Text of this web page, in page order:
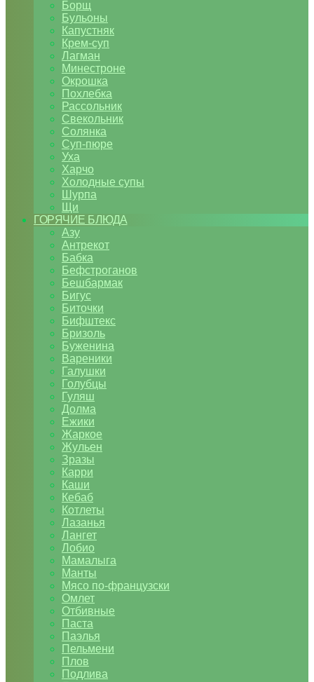
Борщ
Бульоны
Капустняк
Крем-суп
Лагман
Минестроне
Окрошка
Похлебка
Рассольник
Свекольник
Солянка
Суп-пюре
Уха
Харчо
Холодные супы
Шурпа
Щи
ГОРЯЧИЕ БЛЮДА
Азу
Антрекот
Бабка
Бефстроганов
Бешбармак
Бигус
Биточки
Бифштекс
Бризоль
Буженина
Вареники
Галушки
Голубцы
Гуляш
Долма
Ежики
Жаркое
Жульен
Зразы
Карри
Каши
Кебаб
Котлеты
Лазанья
Лангет
Лобио
Мамалыга
Манты
Мясо по-французски
Омлет
Отбивные
Паста
Паэлья
Пельмени
Плов
Подлива